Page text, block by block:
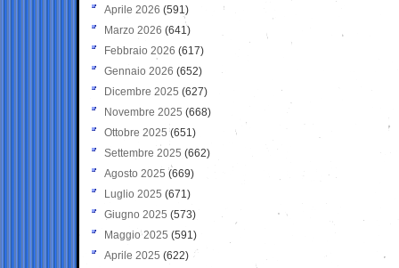
Aprile 2026 (591)
Marzo 2026 (641)
Febbraio 2026 (617)
Gennaio 2026 (652)
Dicembre 2025 (627)
Novembre 2025 (668)
Ottobre 2025 (651)
Settembre 2025 (662)
Agosto 2025 (669)
Luglio 2025 (671)
Giugno 2025 (573)
Maggio 2025 (591)
Aprile 2025 (622)